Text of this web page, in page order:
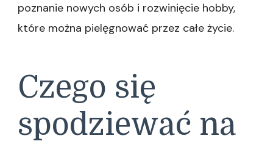
poznanie nowych osób i rozwinięcie hobby,
które można pielęgnować przez całe życie.
Czego się
spodziewać na